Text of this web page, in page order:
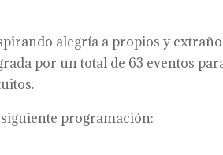
alegría a propios y
por un total de 63 eventos
siguiente programación: